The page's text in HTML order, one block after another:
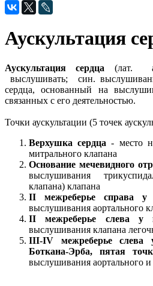
Аускультация
Аускультация сердца (лат.
выслушивать; син.
сердца, основанный на
связанных с его деятельностью.
Точки аускультации (5 точек
Верхушка сердца - место
митрального клапана
Основание мечевидного
выслушивания
клапана) клапана
II межреберье справа у
выслушивания аортального
II межреберье слева у
выслушивания клапана
III-IV межреберье слева
Боткана-Эрба, пятая
выслушивания аортального